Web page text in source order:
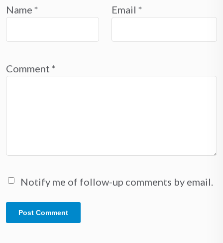
Name * Email *
Comment *
Notify me of follow-up comments by email.